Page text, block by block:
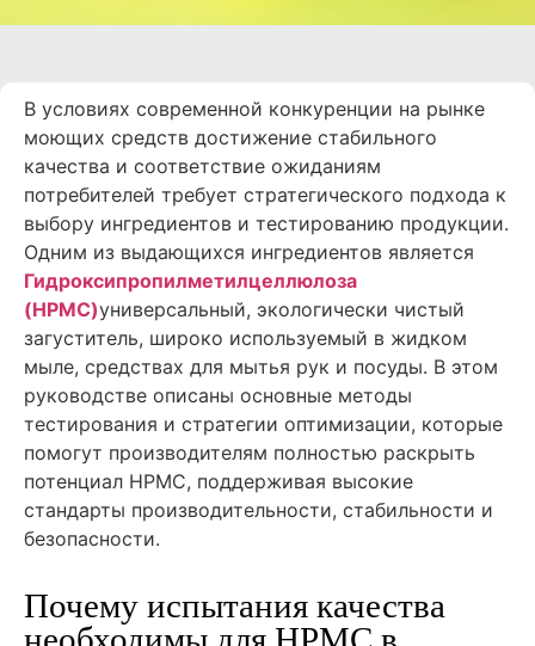
В условиях современной конкуренции на рынке
моющих средств достижение стабильного
качества и соответствие ожиданиям
потребителей требует стратегического подхода к
выбору ингредиентов и тестированию продукции.
Одним из выдающихся ингредиентов является
Гидроксипропилметилцеллюлоза
(HPMC)универсальный, экологически чистый
загуститель, широко используемый в жидком
мыле, средствах для мытья рук и посуды. В этом
руководстве описаны основные методы
тестирования и стратегии оптимизации, которые
помогут производителям полностью раскрыть
потенциал HPMC, поддерживая высокие
стандарты производительности, стабильности и
безопасности.
Почему испытания качества